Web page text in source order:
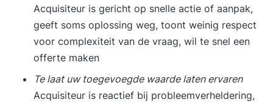
Acquisiteur is gericht op snelle actie of aanpak,
geeft soms oplossing weg, toont weinig respect
voor complexiteit van de vraag, wil te snel een
offerte maken
Te laat uw toegevoegde waarde laten ervaren
Acquisiteur is reactief bij probleemverheldering,